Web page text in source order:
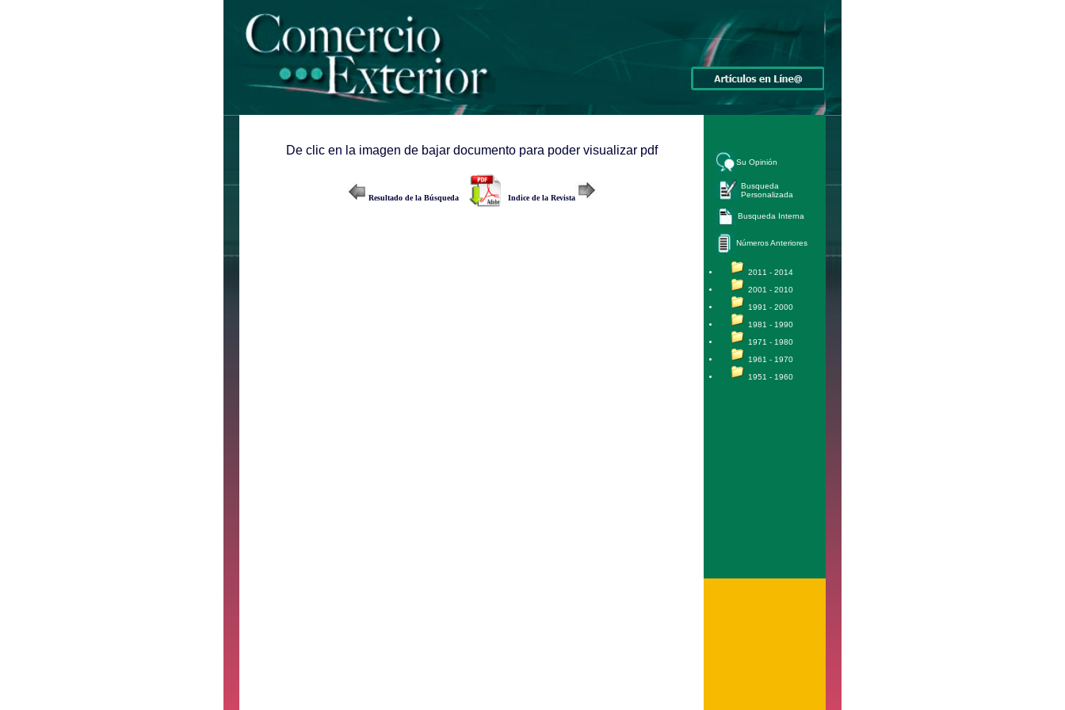
De clic en la imagen de bajar documento para poder visualizar pdf
Resultado de la Búsqueda Indice de la Revista
Su Opinión
Busqueda
Personalizada
Busqueda Interna
Números Anteriores
2011 - 2014
2001 - 2010
1991 - 2000
1981 - 1990
1971 - 1980
1961 - 1970
1951 - 1960